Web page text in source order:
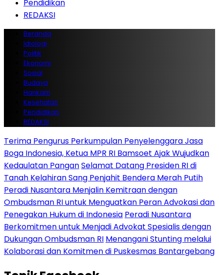
Pendidikan
REDAKSI
Beranda
Idiologi
Politik
Ekonomi
Sosial
Budaya
Hankam
Kesehatan
Pendidikan
REDAKSI
Terima Pengurus Perkumpulan Penyelenggara Jasa
Boga Indonesia, Ketua MPR RI Bamsoet Ajak Wujudkan
Kedaulatan PanganSelamat Datang Presiden RI di
Tanah Kelahiran Sang Penjahit Bendera Merah Putih
Peradi Nusantara Menjalin Kemitraan dengan
Ombudsman RI untuk Menguatkan Peran Advokasi dan
Penegakan Hukum di Indonesia Peradi Nusantara
Berkomitmen untuk Menjadi Advokat Spesialis dengan
Dukungan Ombudsman RI Menangani Stunting melalui
Kolaborasi dan Komitmen di Puskesmas Bantargebang